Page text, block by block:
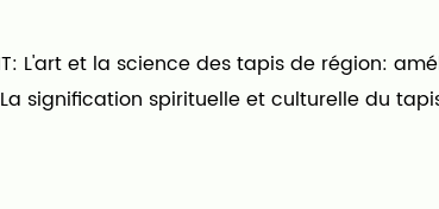
L'art et la science des tapis de région:
La signification spirituelle et culturelle du